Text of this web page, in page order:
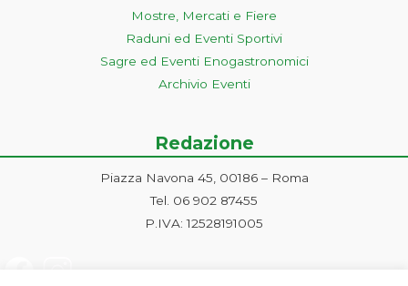
Mostre, Mercati e Fiere
Raduni ed Eventi Sportivi
Sagre ed Eventi Enogastronomici
Archivio Eventi
Redazione
Piazza Navona 45, 00186 – Roma
Tel. 06 902 87455
P.IVA: 12528191005